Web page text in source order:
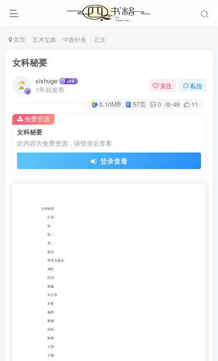
首页 五术宝典 中医针灸 正文
女科秘要
sishuge
1年前发布
关注 私信
0.10MB 57页 0 49 11
女科秘要
此内容为免费资源，请登录后查看
登录查看
免费资源